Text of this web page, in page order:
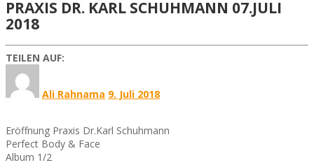
PRAXIS DR. KARL SCHUHMANN 07.JULI
2018
TEILEN AUF:
Ali Rahnama 9. Juli 2018
Eröffnung Praxis Dr.Karl Schuhmann
Perfect Body & Face
Album 1/2